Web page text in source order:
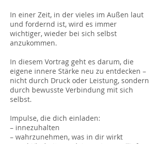
In einer Zeit, in der vieles im Außen laut
und fordernd ist, wird es immer
wichtiger, wieder bei sich selbst
anzukommen.
In diesem Vortrag geht es darum, die
eigene innere Stärke neu zu entdecken –
nicht durch Druck oder Leistung, sondern
durch bewusste Verbindung mit sich
selbst.
Impulse, die dich einladen:
– innezuhalten
– wahrzunehmen, was in dir wirkt